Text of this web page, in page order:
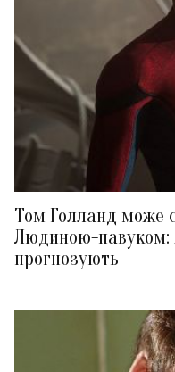
Том Голланд може
Людиною-павуком:
прогнозують